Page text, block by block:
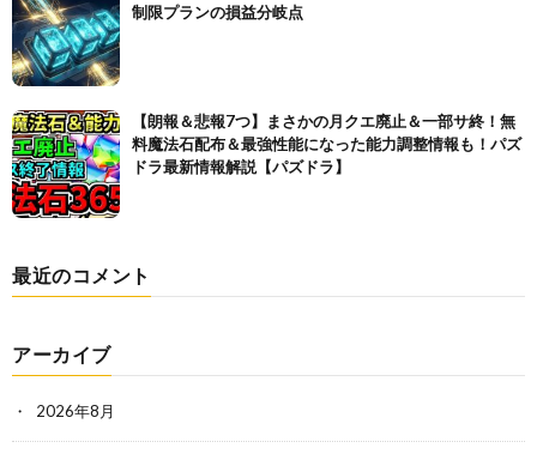
制限プランの損益分岐点
【朗報＆悲報7つ】まさかの月クエ廃止＆一部サ終！無
料魔法石配布＆最強性能になった能力調整情報も！パズ
ドラ最新情報解説【パズドラ】
最近のコメント
アーカイブ
2026年8月